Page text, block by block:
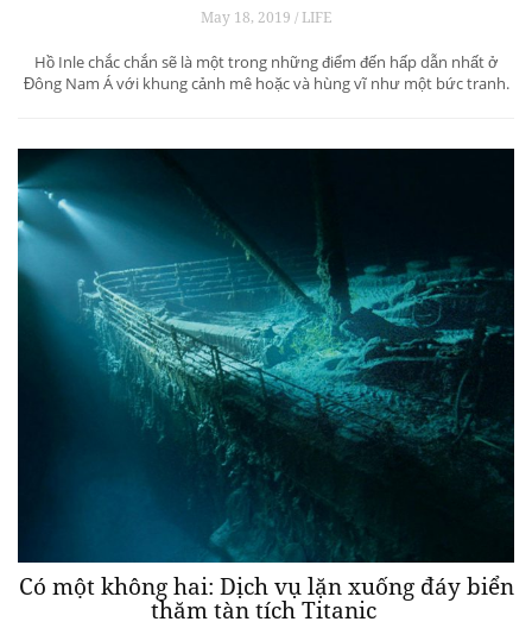
May 18, 2019 / LIFE
Hồ Inle chắc chắn sẽ là một trong những điểm đến hấp dẫn nhất ở
Đông Nam Á với khung cảnh mê hoặc và hùng vĩ như một bức tranh.
Có một không hai: Dịch vụ lặn xuống đáy biển
thăm tàn tích Titanic